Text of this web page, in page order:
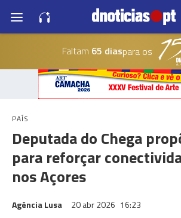
Faltam 65 diaspara os
PAÍS
Deputada do Chega
para reforçar
nos Açores
Agência Lusa 20 abr 2026 16:23